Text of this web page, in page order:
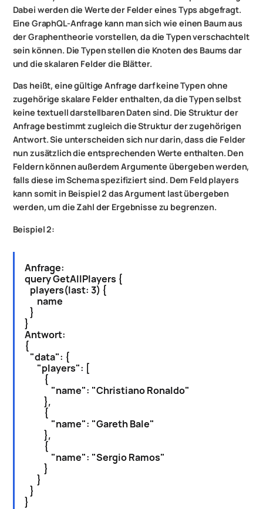
Dabei werden die Werte der Felder eines Typs abgefragt.
Eine GraphQL-Anfrage kann man sich wie einen Baum aus
der Graphentheorie vorstellen, da die Typen verschachtelt
sein können. Die Typen stellen die Knoten des Baums dar
und die skalaren Felder die Blätter.
Das heißt, eine gültige Anfrage darf keine Typen ohne
zugehörige skalare Felder enthalten, da die Typen selbst
keine textuell darstellbaren Daten sind. Die Struktur der
Anfrage bestimmt zugleich die Struktur der zugehörigen
Antwort. Sie unterscheiden sich nur darin, dass die Felder
nun zusätzlich die entsprechenden Werte enthalten. Den
Feldern können außerdem Argumente übergeben werden,
falls diese im Schema spezifiziert sind. Dem Feld players
kann somit in Beispiel 2 das Argument last übergeben
werden, um die Zahl der Ergebnisse zu begrenzen.
Beispiel 2:
Anfrage:
query GetAllPlayers {
players(last: 3) {
name
}
}
Antwort:
{
"data": {
"players": [
{
"name": "Christiano Ronaldo"
},
{
"name": "Gareth Bale"
},
{
"name": "Sergio Ramos"
}
}
}
}